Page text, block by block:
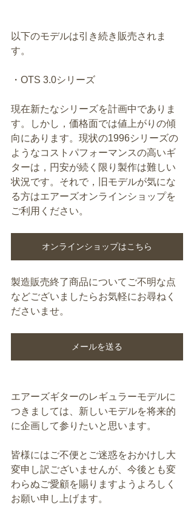
以下のモデルは引き続き販売されま
す。
・OTS 3.0シリーズ
現在新たなシリーズを計画中でありま
す。しかし，価格面では値上がりの傾
向にあります。現状の1996シリーズの
ようなコストパフォーマンスの高いギ
ターは，円安が続く限り製作は難しい
状況です。それで，旧モデルが気にな
る方はエアーズオンラインショップを
ご利用ください。
オンラインショップはこちら
製造販売終了商品についてご不明な点
などございましたらお気軽にお尋ねく
ださいませ。
メールを送る
エアーズギターのレギュラーモデルに
つきましては、新しいモデルを将来的
に企画して参りたいと思います。
皆様にはご不便とご迷惑をおかけし大
変申し訳ございませんが、今後とも変
わらぬご愛顧を賜りますようよろしく
お願い申し上げます。